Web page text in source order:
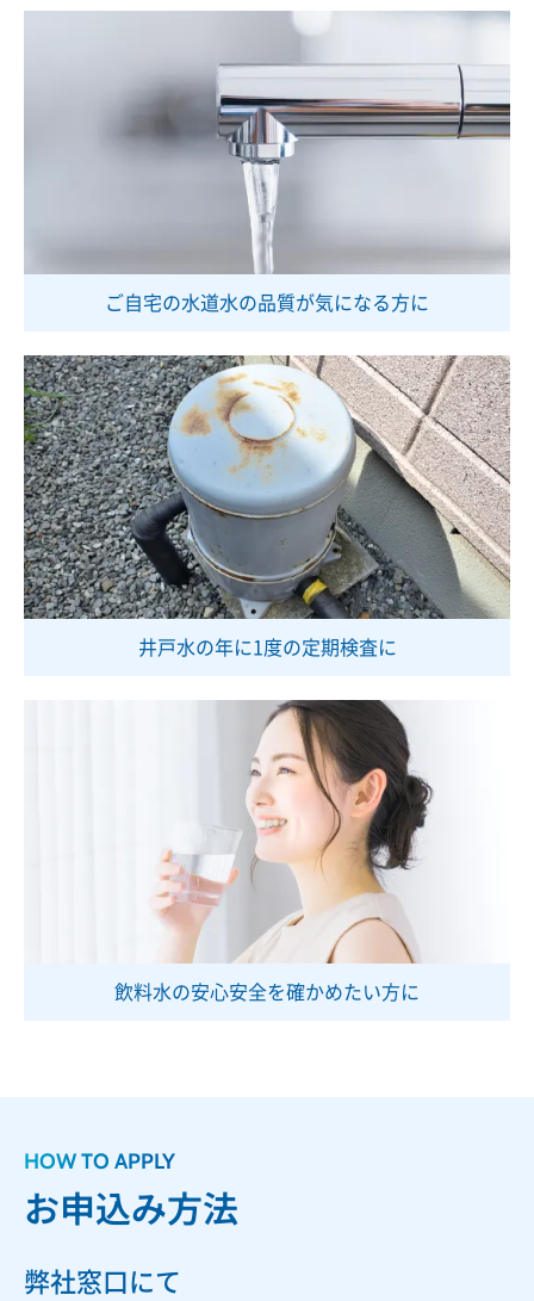
ご自宅の水道水の品質が気になる方に
井戸水の年に1度の定期検査に
飲料水の安心安全を確かめたい方に
HOW TO APPLY
お申込み方法
弊社窓口にて